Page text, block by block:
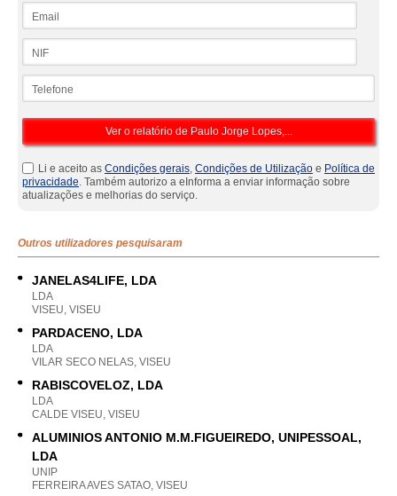
Li e aceito as Condições gerais, Condições de Utilização e Política de
privacidade. Também autorizo a eInforma a enviar informação sobre
atualizações e melhorias do serviço.
Outros utilizadores pesquisaram
JANELAS4LIFE, LDA
LDA
VISEU, VISEU
PARDACENO, LDA
LDA
VILAR SECO NELAS, VISEU
RABISCOVELOZ, LDA
LDA
CALDE VISEU, VISEU
ALUMINIOS ANTONIO M.M.FIGUEIREDO, UNIPESSOAL,
LDA
UNIP
FERREIRA AVES SATAO, VISEU